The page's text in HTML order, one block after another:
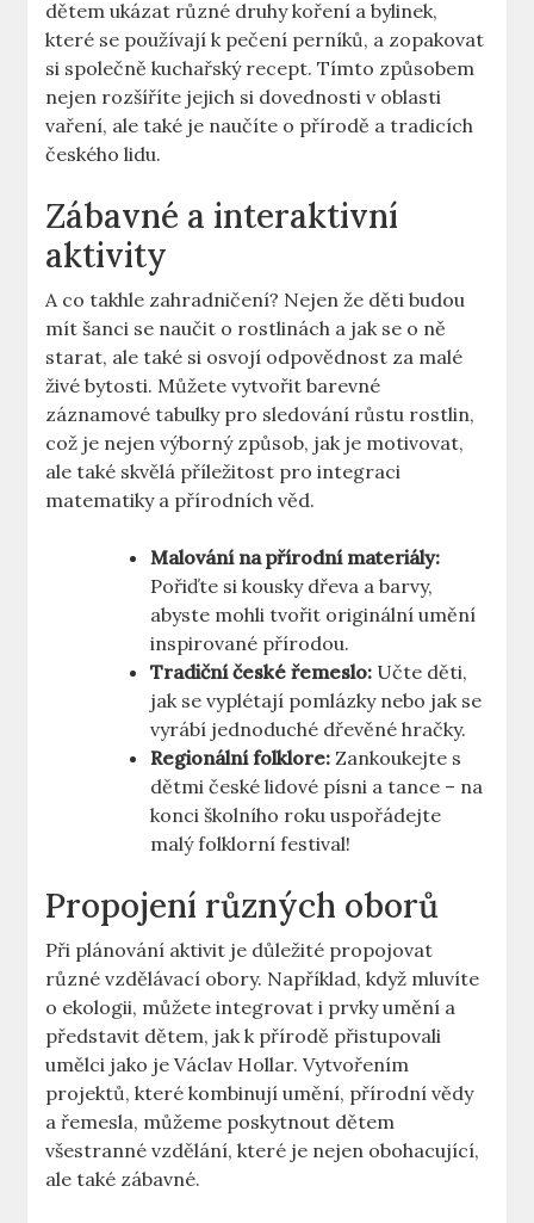
dětem ukázat různé druhy koření a bylinek,
které se používají k pečení perníků, a zopakovat
si společně kuchařský recept. Tímto způsobem
nejen rozšíříte jejich si dovednosti v oblasti
vaření, ale také je naučíte o přírodě a tradicích
českého lidu.
Zábavné a interaktivní
aktivity
A co takhle zahradničení? Nejen že děti budou
mít šanci se naučit o rostlinách a jak se o ně
starat, ale také si osvojí odpovědnost za malé
živé bytosti. Můžete vytvořit barevné
záznamové tabulky pro sledování růstu rostlin,
což je nejen výborný způsob, jak je motivovat,
ale také skvělá příležitost pro integraci
matematiky a přírodních věd.
Malování na přírodní materiály:
Pořiďte si kousky dřeva a barvy,
abyste mohli tvořit originální umění
inspirované přírodou.
Tradiční české řemeslo: Učte děti,
jak se vyplétají pomlázky nebo jak se
vyrábí jednoduché dřevěné hračky.
Regionální folklore: Zankoukejte s
dětmi české lidové písni a tance – na
konci školního roku uspořádejte
malý folklorní festival!
Propojení různých oborů
Při plánování aktivit je důležité propojovat
různé vzdělávací obory. Například, když mluvíte
o ekologii, můžete integrovat i prvky umění a
představit dětem, jak k přírodě přistupovali
umělci jako je Václav Hollar. Vytvořením
projektů, které kombinují umění, přírodní vědy
a řemesla, můžeme poskytnout dětem
všestranné vzdělání, které je nejen obohacující,
ale také zábavné.